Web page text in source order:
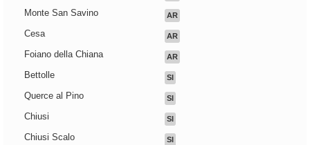
Monte San Savino AR
Cesa AR
Foiano della Chiana AR
Bettolle SI
Querce al Pino SI
Chiusi SI
Chiusi Scalo SI